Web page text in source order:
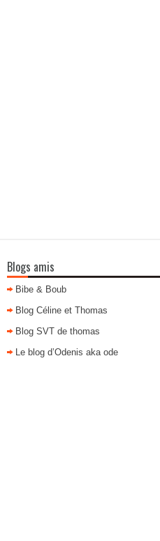
Blogs amis
Bibe & Boub
Blog Céline et Thomas
Blog SVT de thomas
Le blog d’Odenis aka ode